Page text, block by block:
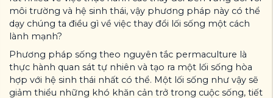
môi trường và hệ sinh thái, vậy phương pháp này có thể
dạy chúng ta điều gì về việc thay đổi lối sống một cách
lành mạnh?
Phương pháp sống theo nguyên tắc permaculture là
thực hành quan sát tự nhiên và tạo ra một lối sống hòa
hợp với hệ sinh thái nhất có thể. Một lối sống như vậy sẽ
giảm thiểu những khó khăn cản trở trong cuộc sống, tiết